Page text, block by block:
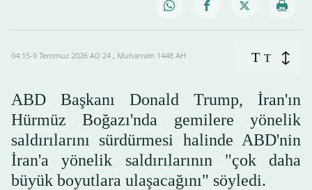
04:15-9 Temmuz 2026 AD ـ 24 Muharram 1448 AH T T
ABD Başkanı Donald Trump, İran'ın
Hürmüz Boğazı'nda gemilere yönelik
saldırılarını sürdürmesi halinde ABD'nin
İran'a yönelik saldırılarının "çok daha
büyük boyutlara ulaşacağını" söyledi.